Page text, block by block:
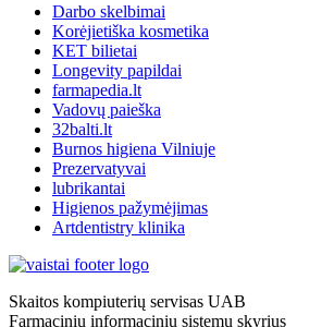
Darbo skelbimai
Korėjietiška kosmetika
KET bilietai
Longevity papildai
farmapedia.lt
Vadovų paieška
32balti.lt
Burnos higiena Vilniuje
Prezervatyvai
lubrikantai
Higienos pažymėjimas
Artdentistry klinika
Skaitos kompiuterių servisas UAB
Farmacinių informacinių sistemų skyrius